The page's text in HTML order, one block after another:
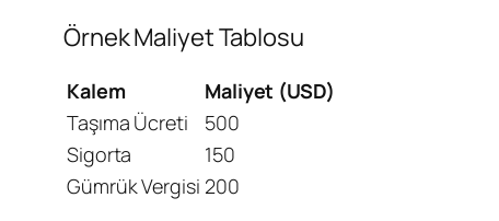
Örnek Maliyet Tablosu
Kalem
Maliyet (USD)
Taşıma Ücreti
500
Sigorta
150
Gümrük Vergisi 200